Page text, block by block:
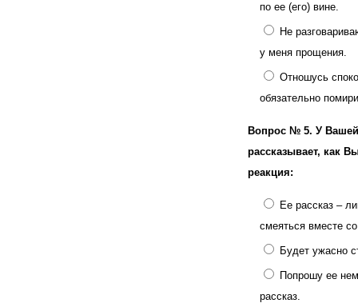
по ее (его) вине.
Не
у меня прощения.
Отношусь
обязательно
Вопрос № 5. У
рассказывает, как
реакция:
Ее рассказ –
смеяться вместе
Будет ужасно
Попрошу ее
рассказ.